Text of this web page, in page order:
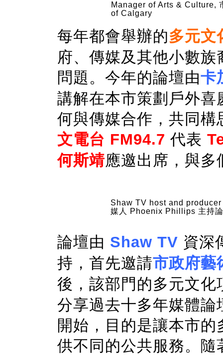
Manager of Arts & Culture,
of Calgary
每年都會舉辦的多元文
府、傳媒及其他小數
問題。今年的論壇由卡
講解在本市策劃戶外
何與傳媒合作，共同
文電台 FM94.7 代表
何斯靖應邀出席，與
Shaw TV host and producer
媒人 Phoenix Phillips 主持
論壇由 Shaw TV 資深
持，首先邀請市政府藝
後，該部門的多元文
分享過去十多年媒體
開始，目的是讓本市
供不同的公共服務。